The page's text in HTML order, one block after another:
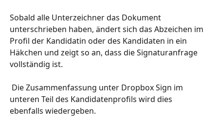
Sobald alle Unterzeichner das Dokument
unterschrieben haben, ändert sich das Abzeichen im
Profil der Kandidatin oder des Kandidaten in ein
Häkchen und zeigt so an, dass die Signaturanfrage
vollständig ist.
unteren Teil des Kandidatenprofils wird dies
ebenfalls wiedergeben.